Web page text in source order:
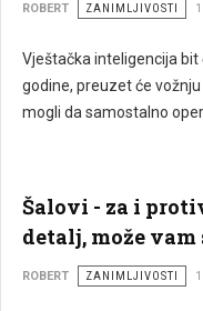
ROBERT ZANIMLJIVOSTI
Vještačka inteligencija bit
godine, preuzet će
mogli da samostalno
Šalovi - za i
detalj, može
ROBERT ZANIMLJIVOSTI